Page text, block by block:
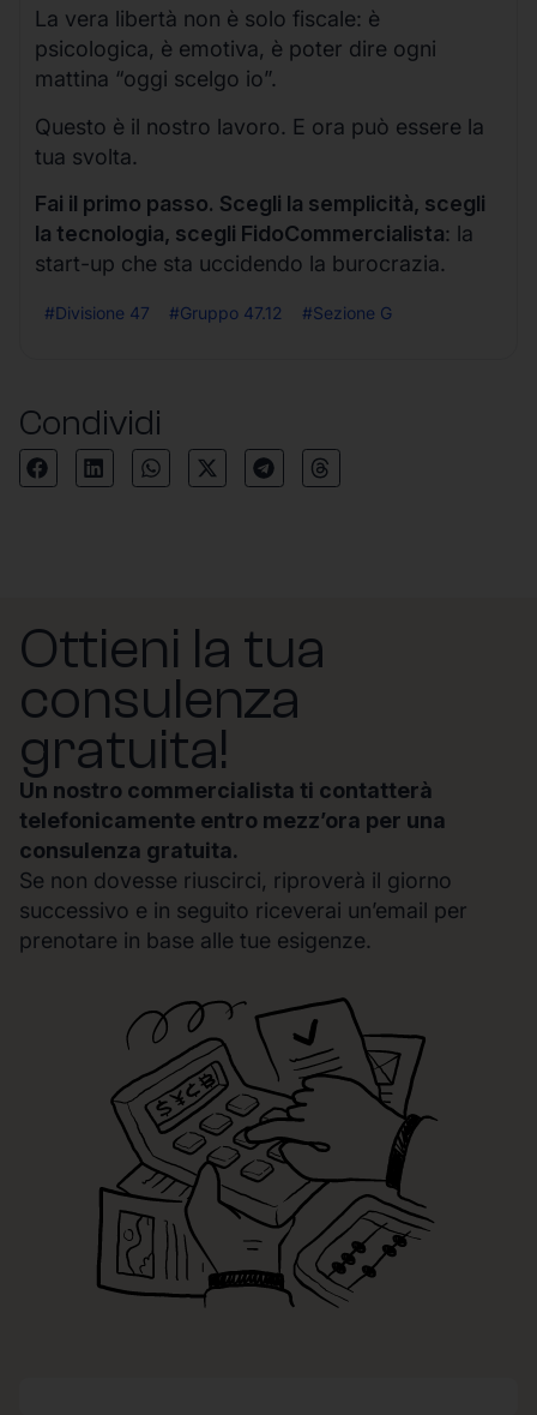
La vera libertà non è solo fiscale: è
psicologica, è emotiva, è poter dire ogni
mattina “oggi scelgo io”.
Questo è il nostro lavoro. E ora può essere la
tua svolta.
Fai il primo passo. Scegli la semplicità, scegli
la tecnologia, scegli FidoCommercialista: la
start-up che sta uccidendo la burocrazia.
#Divisione 47 #Gruppo 47.12 #Sezione G
Condividi
Ottieni la tua
consulenza
gratuita!
Un nostro commercialista ti contatterà
telefonicamente entro mezz’ora per una
consulenza gratuita.
Se non dovesse riuscirci, riproverà il giorno
successivo e in seguito riceverai un’email per
prenotare in base alle tue esigenze.